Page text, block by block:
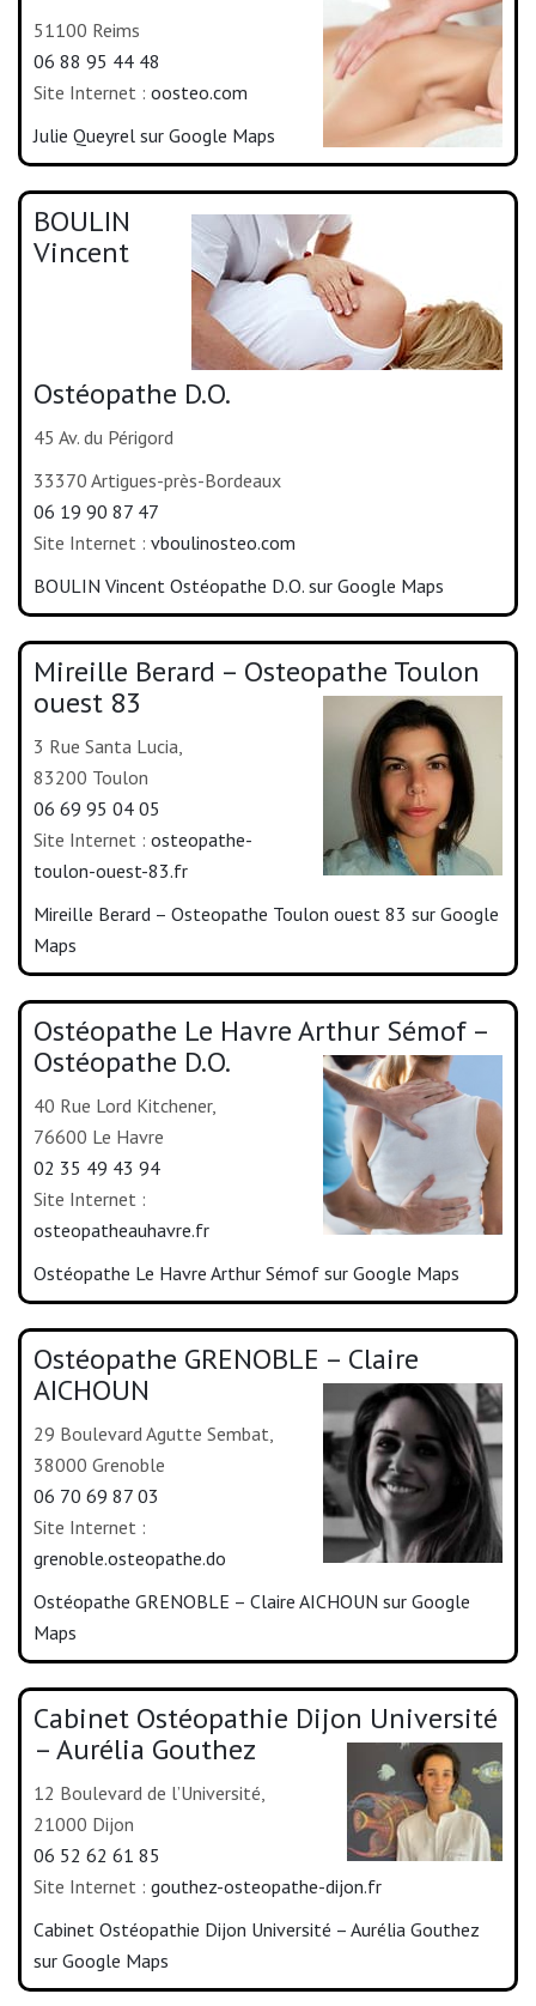
51100 Reims
06 88 95 44 48
Site Internet : oosteo.com
Julie Queyrel sur Google Maps
BOULIN
Vincent
Ostéopathe D.O.
45 Av. du Périgord
33370 Artigues-près-Bordeaux
06 19 90 87 47
Site Internet : vboulinosteo.com
BOULIN Vincent Ostéopathe D.O. sur Google Maps
Mireille Berard – Osteopathe Toulon
ouest 83
3 Rue Santa Lucia,
83200 Toulon
06 69 95 04 05
Site Internet : osteopathe-
toulon-ouest-83.fr
Mireille Berard – Osteopathe Toulon ouest 83 sur Google
Maps
Ostéopathe Le Havre Arthur Sémof –
Ostéopathe D.O.
40 Rue Lord Kitchener,
76600 Le Havre
02 35 49 43 94
Site Internet :
osteopatheauhavre.fr
Ostéopathe Le Havre Arthur Sémof sur Google Maps
Ostéopathe GRENOBLE – Claire
AICHOUN
29 Boulevard Agutte Sembat,
38000 Grenoble
06 70 69 87 03
Site Internet :
grenoble.osteopathe.do
Ostéopathe GRENOBLE – Claire AICHOUN sur Google
Maps
Cabinet Ostéopathie Dijon Université
– Aurélia Gouthez
12 Boulevard de l’Université,
21000 Dijon
06 52 62 61 85
Site Internet : gouthez-osteopathe-dijon.fr
Cabinet Ostéopathie Dijon Université – Aurélia Gouthez
sur Google Maps